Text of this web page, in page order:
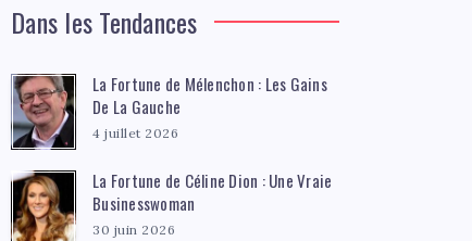
Dans les Tendances
La Fortune de Mélenchon : Les Gains
De La Gauche
4 juillet 2026
La Fortune de Céline Dion : Une Vraie
Businesswoman
30 juin 2026